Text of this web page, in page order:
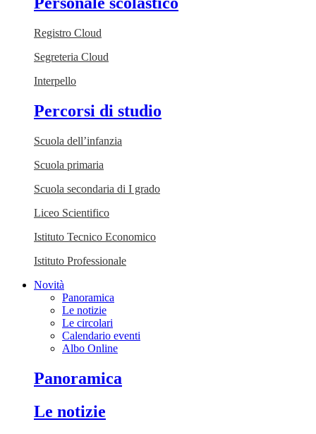
Registro Cloud
Segreteria Cloud
Interpello
Percorsi di studio
Scuola dell’infanzia
Scuola primaria
Scuola secondaria di I grado
Liceo Scientifico
Istituto Tecnico Economico
Istituto Professionale
Novità
Panoramica
Le notizie
Le circolari
Calendario eventi
Albo Online
Panoramica
Le notizie